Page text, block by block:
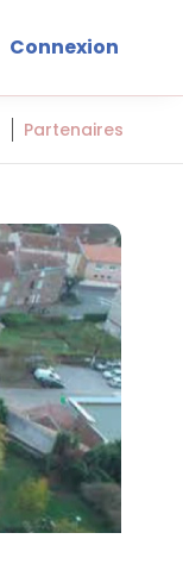
Connexion
Partenaires